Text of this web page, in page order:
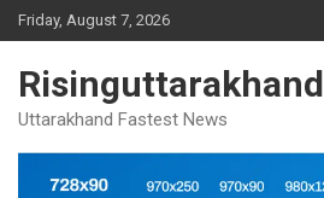
Skip
to
Friday, August 7, 2026
Risinguttarakhand
Uttarakhand Fastest News